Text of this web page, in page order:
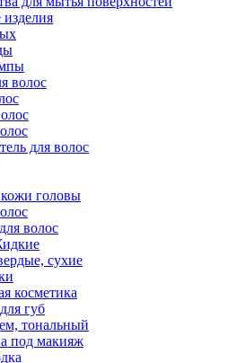
волос
для волос
головы
волос
сухие
косметика
губ
тональный
под макияж